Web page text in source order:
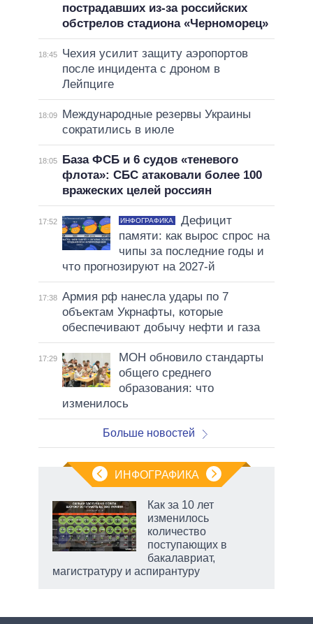
пострадавших из-за российских
обстрелов стадиона «Черноморец»
18:45
Чехия усилит защиту аэропортов
после инцидента с дроном в
Лейпциге
18:09
Международные резервы Украины
сократились в июле
18:05
База ФСБ и 6 судов «теневого
флота»: СБС атаковали более 100
вражеских целей россиян
17:52 ИНФОГРАФИКА
Дефицит
памяти: как вырос спрос на
чипы за последние годы и
что прогнозируют на 2027-й
17:38 Армия рф нанесла удары по 7
объектам Укрнафты, которые
обеспечивают добычу нефти и газа
17:29
МОН обновило стандарты
общего среднего
образования: что
изменилось
Больше новостей
ИНФОГРАФИКА
Как за 10 лет
изменилось
количество
поступающих в
бакалавриат,
магистратуру и аспирантуру